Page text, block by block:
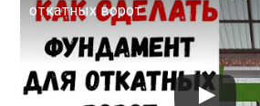
откатных ворот